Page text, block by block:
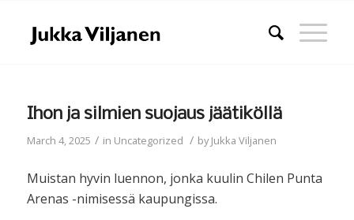
Ihon ja silmien suojaus jäätiköllä
March 4, 2025 / in Uncategorized / byJukka Viljanen
Muistan hyvin luennon, jonka kuulin Chilen Punta
Arenas -nimisessä kaupungissa.